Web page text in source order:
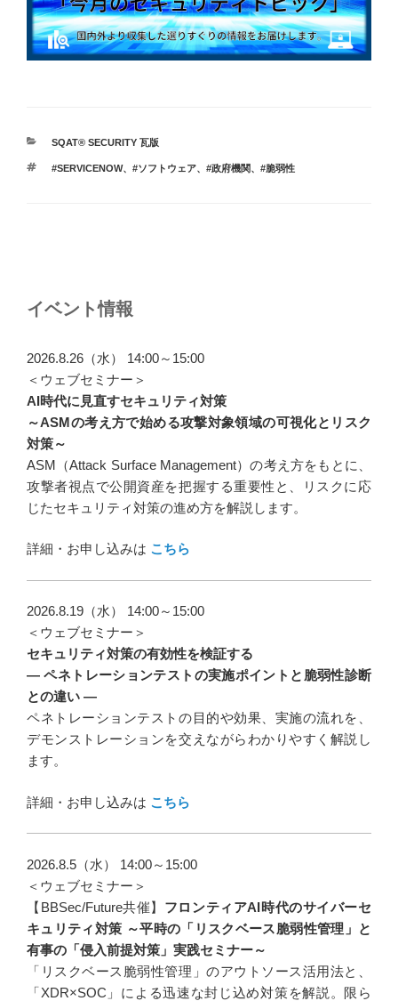
カ
ゴ
SQAT® SECURITY 瓦版
タ
#SERVICENOW、 #ソフトウェア、 #政府機関、 #脆弱性
ナ
ゲ
ー
シ
ョ
ン
イベント情報
2026.8.26（水） 14:00～15:00
＜ウェブセミナー＞
AI時代に見直すセキュリティ対策
～ASMの考え方で始める攻撃対象領域の可視化とリスク
対策～
ASM（Attack Surface Management）の考え方をもとに、
攻撃者視点で公開資産を把握する重要性と、リスクに応
じたセキュリティ対策の進め方を解説します。
詳細・お申し込みは こちら
2026.8.19（水） 14:00～15:00
＜ウェブセミナー＞
セキュリティ対策の有効性を検証する
― ペネトレーションテストの実施ポイントと脆弱性診断
との違い ―
ペネトレーションテストの目的や効果、実施の流れを、
デモンストレーションを交えながらわかりやすく解説し
ます。
詳細・お申し込みは こちら
2026.8.5（水） 14:00～15:00
＜ウェブセミナー＞
【BBSec/Future共催】 フロンティアAI時代のサイバーセ
キュリティ対策 ～平時の「リスクベース脆弱性管理」と
有事の「侵入前提対策」実践セミナー～
「リスクベース脆弱性管理」のアウトソース活用法と、
「XDR×SOC」による迅速な封じ込め対策を解説。限ら